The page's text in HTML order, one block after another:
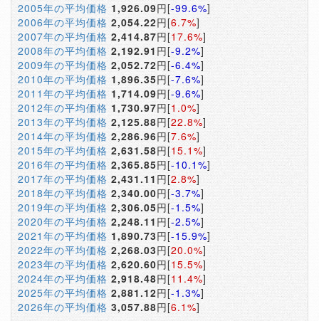
2005年の平均価格 1,926.09円[-99.6%]
2006年の平均価格 2,054.22円[6.7%]
2007年の平均価格 2,414.87円[17.6%]
2008年の平均価格 2,192.91 円[-9.2%]
2009年の平均価格 2,052.72円[-6.4%]
2010年の平均価格 1,896.35円[-7.6%]
2011年の平均価格 1,714.09円[-9.6%]
2012年の平均価格 1,730.97円[1.0%]
2013年の平均価格 2,125.88円[22.8%]
2014年の平均価格 2,286.96円[7.6%]
2015年の平均価格 2,631.58円[15.1%]
2016年の平均価格 2,365.85円[-10.1%]
2017年の平均価格 2,431.11 円[2.8%]
2018年の平均価格 2,340.00円[-3.7%]
2019年の平均価格 2,306.05円[-1.5%]
2020年の平均価格 2,248.11 円[-2.5%]
2021年の平均価格 1,890.73円[-15.9%]
2022年の平均価格 2,268.03円[20.0%]
2023年の平均価格 2,620.60円[15.5%]
2024年の平均価格 2,918.48円[11.4%]
2025年の平均価格 2,881.12円[-1.3%]
2026年の平均価格 3,057.88円[6.1%]